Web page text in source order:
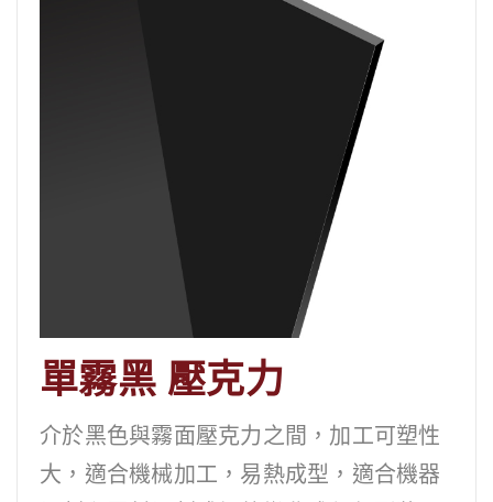
單霧黑 壓克力
介於黑色與霧面壓克力之間，加工可塑性
大，適合機械加工，易熱成型，適合機器